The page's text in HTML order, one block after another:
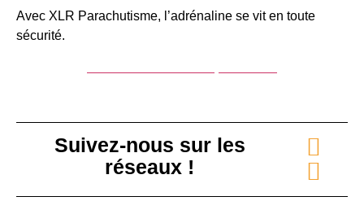
Avec XLR Parachutisme, l’adrénaline se vit en toute
sécurité.
Suivez-nous sur les
réseaux !